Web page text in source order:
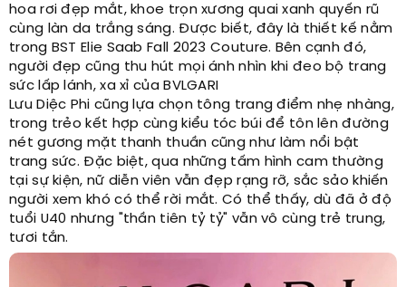
hoa rơi đẹp mắt, khoe trọn xương quai xanh quyến rũ
cùng làn da trắng sáng. Được biết, đây là thiết kế nằm
trong BST Elie Saab Fall 2023 Couture. Bên cạnh đó,
người đẹp cũng thu hút mọi ánh nhìn khi đeo bộ trang
sức lấp lánh, xa xỉ của BVLGARI
Lưu Diệc Phi cũng lựa chọn tông trang điểm nhẹ nhàng,
trong trẻo kết hợp cùng kiểu tóc búi để tôn lên đường
nét gương mặt thanh thuần cũng như làm nổi bật
trang sức. Đặc biệt, qua những tấm hình cam thường
tại sự kiện, nữ diễn viên vẫn đẹp rạng rỡ, sắc sảo khiến
người xem khó có thể rời mắt. Có thể thấy, dù đã ở độ
tuổi U40 nhưng "thần tiên tỷ tỷ" vẫn vô cùng trẻ trung,
tươi tắn.